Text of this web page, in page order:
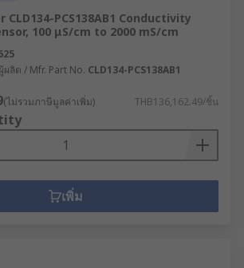
CLD134-PCS138AB1 Conductivity
100 μS/cm to 2000 mS/cm
ลิต / Mfr. Part No. CLD134-PCS138AB1
(ไม่รวมภาษีมูลค่าเพิ่ม) THB136,162.49/ชิ้น
เพิ่ม